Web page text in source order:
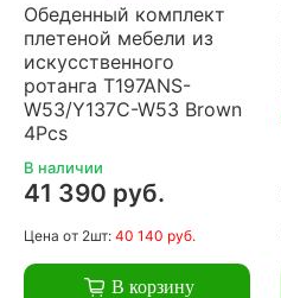
Обеденный комплект
плетеной мебели из
искусственного
ротанга T197ANS-
W53/Y137C-W53 Brown
4Pcs
В наличии
41 390 руб.
Цена от 2шт: 40 140 руб.
В корзину